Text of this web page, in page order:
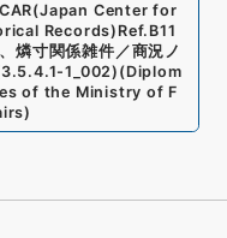
Center for
Records) Ref. B11
、 燐寸関係雑件／商況ノ
3.5.4.1-1_002) (Diplom
of the Ministry of F
)